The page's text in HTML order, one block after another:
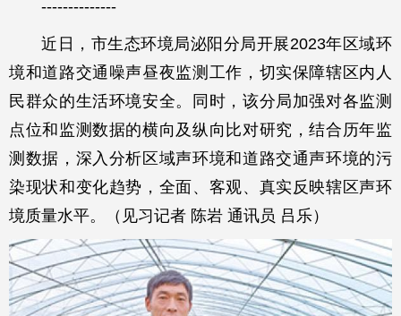
--------------
近日，市生态环境局泌阳分局开展2023年区域环
境和道路交通噪声昼夜监测工作，切实保障辖区内人
民群众的生活环境安全。同时，该分局加强对各监测
点位和监测数据的横向及纵向比对研究，结合历年监
测数据，深入分析区域声环境和道路交通声环境的污
染现状和变化趋势，全面、客观、真实反映辖区声环
境质量水平。（见习记者 陈岩 通讯员 吕乐）